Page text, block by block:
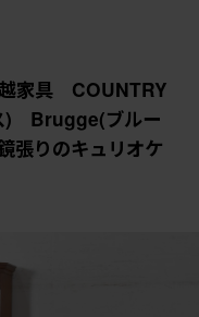
ーハウス)
い背面鏡張りの
ケース
ーハウス)
い背面鏡張りの
家具 COUNTRY
) Brugge(ブルー
張りのキュリオケ